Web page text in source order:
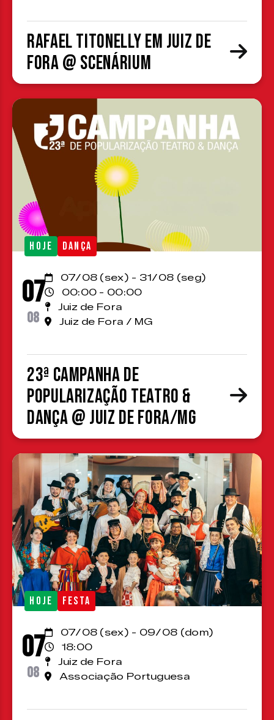
Rafael Titonelly em Juiz de
Fora @ Scenárium
HOJE DANÇA
07
08
07/08 (sex) - 31/08 (seg)
00:00 - 00:00
Juiz de Fora
Juiz de Fora / MG
23ª Campanha de
Popularização Teatro &
Dança @ Juiz de Fora/MG
HOJE FESTA
07
08
07/08 (sex) - 09/08 (dom)
18:00
Juiz de Fora
Associação Portuguesa